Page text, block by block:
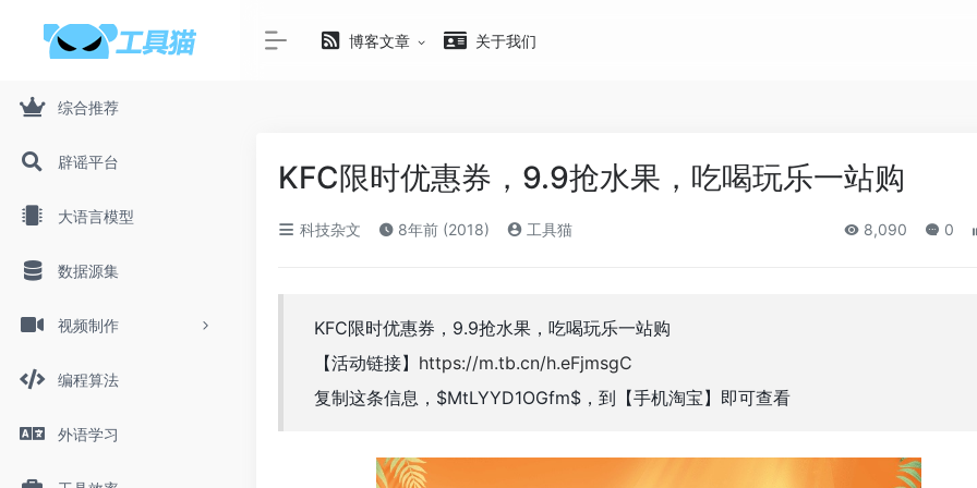
综合推荐
辟谣平台
大语言模型
数据源集
视频制作
编程算法
外语学习
博客文章 关于我们
KFC限时优惠券，9.9抢水果，吃喝玩乐一站购
科技杂文 8年前 (2018) 工具猫 8,090 0
KFC限时优惠券，9.9抢水果，吃喝玩乐一站购
【活动链接】 https://m.tb.cn/h.eFjmsgC
复制这条信息，$MtLYYD1OGfm$，到【手机淘宝】即可查看